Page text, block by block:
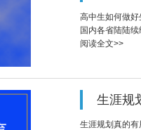
高中生如何做
国内各省陆陆
阅读全文>>
生涯规
生涯规划真的